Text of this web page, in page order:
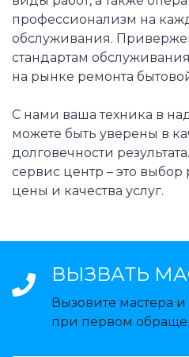
профессионализм на
обслуживания.
стандартам
на рынке ремонта
С нами ваша техника в
можете быть уверены в
долговечности
сервис центр – это выбор
цены и качества услуг.
ВЫЗВАТЬ
Вызовите мастера
при первом